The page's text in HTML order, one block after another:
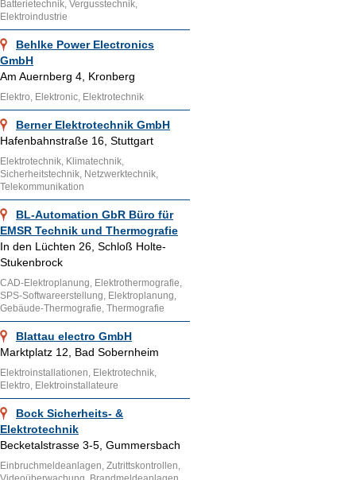
Batterietechnik, Vergusstechnik,
Elektroindustrie
Behlke Power Electronics
GmbH
Am Auernberg 4, Kronberg
Elektro, Elektronic, Elektrotechnik
Berner Elektrotechnik GmbH
Hafenbahnstraße 16, Stuttgart
Elektrotechnik, Klimatechnik,
Sicherheitstechnik, Netzwerktechnik,
Telekommunikation
BL-Automation GbR Büro für
EMSR Technik und Thermografie
In den Lüchten 26, Schloß Holte-
Stukenbrock
CAD-Elektroplanung, Elektrothermografie,
SPS-Softwareerstellung, Elektroplanung,
Gebäude-Thermografie, Thermografie
Blattau electro GmbH
Marktplatz 12, Bad Sobernheim
Elektroinstallationen, Elektrotechnik,
Elektro, Elektroinstallateure
Bock Sicherheits- &
Elektrotechnik
Becketalstrasse 3-5, Gummersbach
Einbruchmeldeanlagen, Zutrittskontrollen,